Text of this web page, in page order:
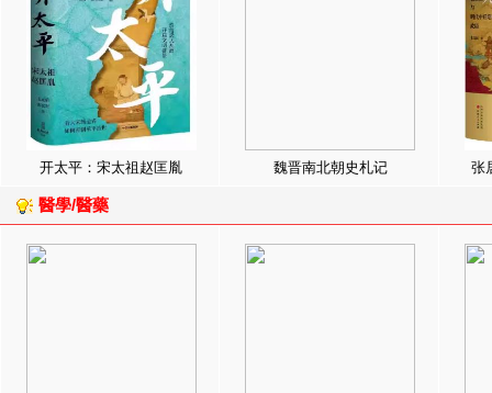
开太平：宋太祖赵匡胤 魏晋南北朝史札记 张
醫學/醫藥